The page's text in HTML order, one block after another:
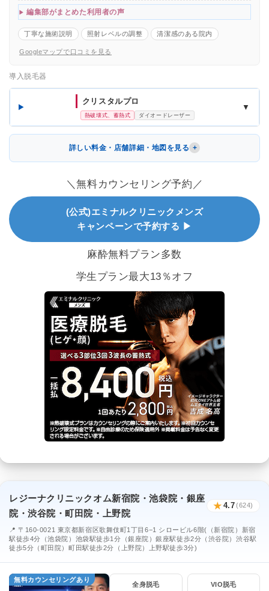
編集部がまとめた利用者の声
丁寧な施術説明 照射レベルの調整 清潔感のある院内
Googleマップで口コミを見る
導入脱毛器
クリスタルプロ
熱破壊式、蓄熱式 ダイオードレーザー
▼
詳しい料金・店舗詳細・地図を見る
＼無料カウンセリング予約／
(公式)エミナルクリニックメンズ
キャンペーンで予約する ▶
麻酔無料プラン多数
学生プラン最大13％オフ
レジーナクリニックオム新宿院・池袋院・銀座
院・渋谷院・町田院・上野院
★ 4.7(624)
📍 〒160-0021 東京都新宿区歌舞伎町1丁目6−1 シロービル6階(（新宿院）新宿
駅徒歩4分（池袋院）池袋駅徒歩1分（銀座院）銀座駅徒歩2分（渋谷院）渋谷駅
徒歩5分（町田院）町田駅徒歩2分（上野院）上野駅徒歩3分)
無料カウンセリングあり
全身脱毛 VIO脱毛